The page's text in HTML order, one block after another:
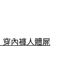
穿內褲人體屍